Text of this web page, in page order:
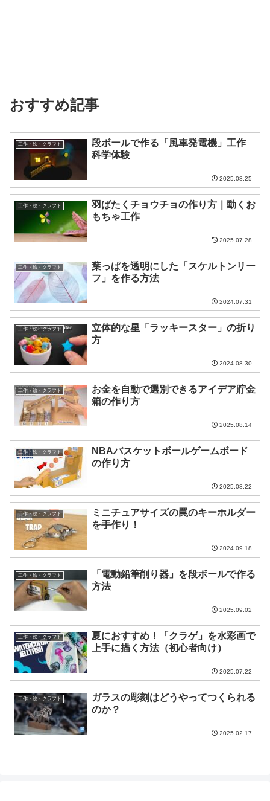
おすすめ記事
工作・絵・クラフト
段ボールで作る「風車発電機」工作
科学体験
2025.08.25
工作・絵・クラフト
羽ばたくチョウチョの作り方｜動くお
もちゃ工作
2025.07.28
工作・絵・クラフト
葉っぱを透明にした「スケルトンリー
フ」を作る方法
2024.07.31
工作・絵・クラフト
立体的な星「ラッキースター」の折り
方
2024.08.30
工作・絵・クラフト
お金を自動で選別できるアイデア貯金
箱の作り方
2025.08.14
工作・絵・クラフト
NBAバスケットボールゲームボード
の作り方
2025.08.22
工作・絵・クラフト
ミニチュアサイズの罠のキーホルダー
を手作り！
2024.09.18
工作・絵・クラフト
「電動鉛筆削り器」を段ボールで作る
方法
2025.09.02
工作・絵・クラフト
夏におすすめ！「クラゲ」を水彩画で
上手に描く方法（初心者向け）
2025.07.22
工作・絵・クラフト
ガラスの彫刻はどうやってつくられる
のか？
2025.02.17